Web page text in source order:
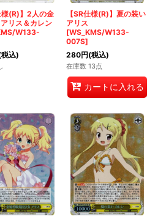
様(R)】2人の金
リス＆カレン
W133-
込)
【SR仕様(R)】夏の装い
アリス
[WS_KMS/W133-
007S]
280円(税込)
在庫数 13点
カートに入れる